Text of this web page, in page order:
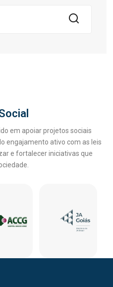
em apoiar projetos sociais
engajamento ativo com as leis
e fortalecer iniciativas que